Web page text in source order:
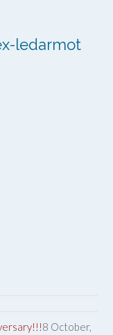
ledarmot
8 October,